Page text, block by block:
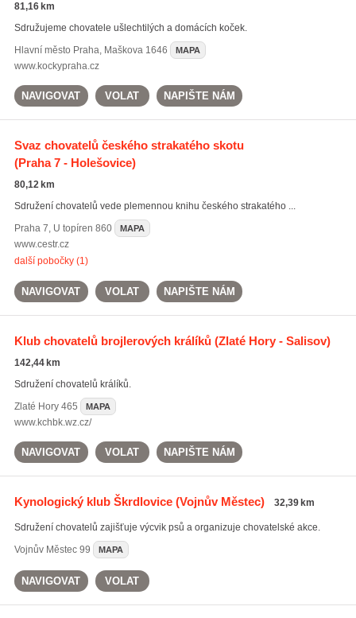
81,16 km
Sdružujeme chovatele ušlechtilých a domácích koček.
Hlavní město Praha, Maškova 1646 MAPA
www.kockypraha.cz
NAVIGOVAT VOLAT NAPIŠTE NÁM
Svaz chovatelů českého strakatého skotu
(Praha 7 - Holešovice)
80,12 km
Sdružení chovatelů vede plemennou knihu českého strakatého ...
Praha 7, U topíren 860 MAPA
www.cestr.cz
další pobočky (1)
NAVIGOVAT VOLAT NAPIŠTE NÁM
Klub chovatelů brojlerových králíků(Zlaté Hory - Salisov)
142,44 km
Sdružení chovatelů králíků.
Zlaté Hory465 MAPA
www.kchbk.wz.cz/
NAVIGOVAT VOLAT NAPIŠTE NÁM
Kynologický klub Škrdlovice(Vojnův Městec) 32,39 km
Sdružení chovatelů zajišťuje výcvik psů a organizuje chovatelské akce.
Vojnův Městec99 MAPA
NAVIGOVAT VOLAT